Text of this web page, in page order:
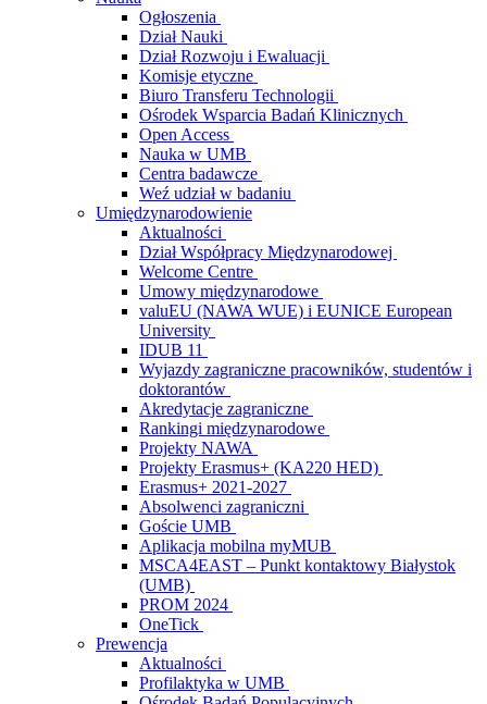
Ogłoszenia
Dział Nauki
Dział Rozwoju i Ewaluacji
Komisje etyczne
Biuro Transferu Technologii
Ośrodek Wsparcia Badań Klinicznych
Open Access
Nauka w UMB
Centra badawcze
Weź udział w badaniu
Umiędzynarodowienie
Aktualności
Dział Współpracy Międzynarodowej
Welcome Centre
Umowy międzynarodowe
valuEU (NAWA WUE) i EUNICE European
University
IDUB 11
Wyjazdy zagraniczne pracowników, studentów i
doktorantów
Akredytacje zagraniczne
Rankingi międzynarodowe
Projekty NAWA
Projekty Erasmus+ (KA220 HED)
Erasmus+ 2021-2027
Absolwenci zagraniczni
Goście UMB
Aplikacja mobilna myMUB
MSCA4EAST – Punkt kontaktowy Białystok
(UMB)
PROM 2024
OneTick
Prewencja
Aktualności
Profilaktyka w UMB